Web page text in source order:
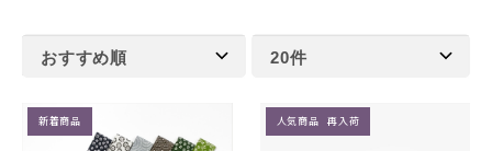
新着商品 人気商品 再入荷